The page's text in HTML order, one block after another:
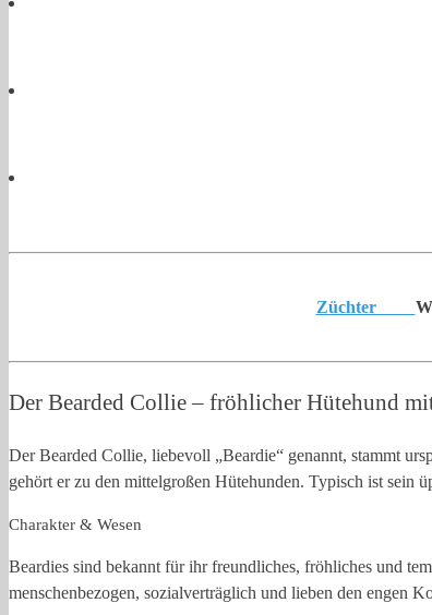
Züchter
Der Bearded Collie – fröhlicher Hütehund
Der Bearded Collie, liebevoll „Beardie“ genannt, stammt
gehört er zu den mittelgroßen Hütehunden. Typisch ist sein
Charakter & Wesen
Beardies sind bekannt für ihr freundliches, fröhliches und
menschenbezogen, sozialverträglich und lieben den engen